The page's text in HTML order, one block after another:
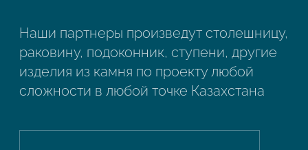
Наши партнеры произведут столешницу,
раковину, подоконник, ступени, другие
изделия из камня по проекту любой
сложности в любой точке Казахстана